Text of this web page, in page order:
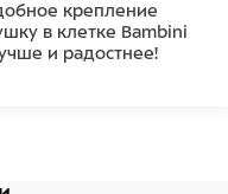
крепление
в клетке Bambini
и радостнее!